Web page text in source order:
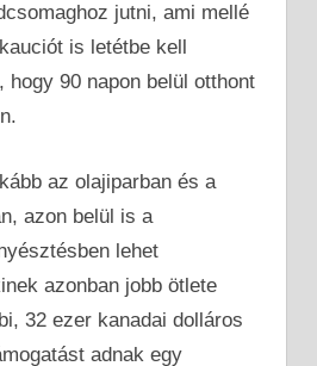
jutni, ami mellé
is letétbe kell
hogy 90 napon belül otthont
az olajiparban és a
azon belül is a
lehet
azonban jobb ötlete
32 ezer kanadai dolláros
adnak egy